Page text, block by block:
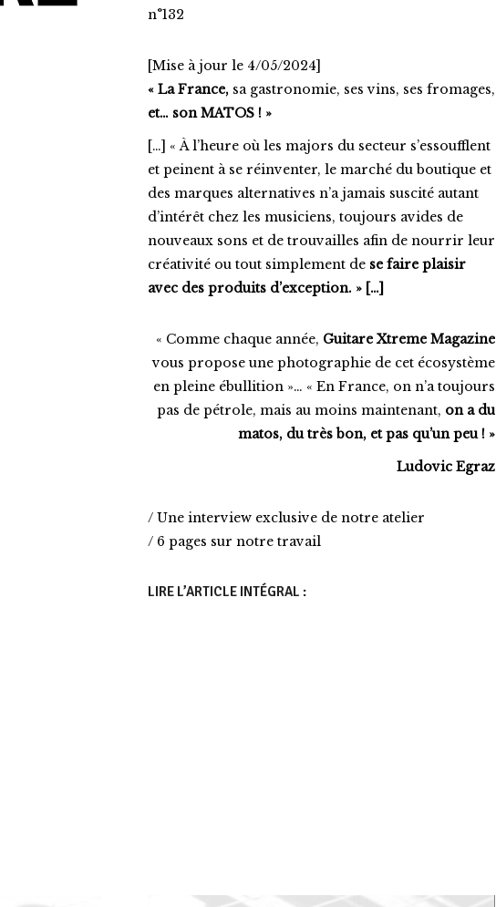
n°132
[Mise à jour le 4/05/2024]
« La France, sa gastronomie, ses vins, ses fromages,
et… son MATOS ! »
[…] « À l’heure où les majors du secteur s’essoufflent
et peinent à se réinventer, le marché du boutique et
des marques alternatives n’a jamais suscité autant
d’intérêt chez les musiciens, toujours avides de
nouveaux sons et de trouvailles afin de nourrir leur
créativité ou tout simplement de se faire plaisir
avec des produits d’exception. » […]
« Comme chaque année, Guitare Xtreme Magazine
vous propose une photographie de cet écosystème
en pleine ébullition »… « En France, on n’a toujours
pas de pétrole, mais au moins maintenant, on a du
matos, du très bon, et pas qu’un peu ! »
Ludovic Egraz
/ Une interview exclusive de notre atelier
/ 6 pages sur notre travail
LIRE L’ARTICLE INTÉGRAL :